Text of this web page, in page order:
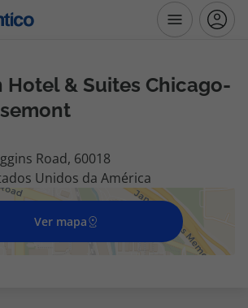
Hotel & Suites Chicago-
Road, 60018
Unidos da América
Ver mapa